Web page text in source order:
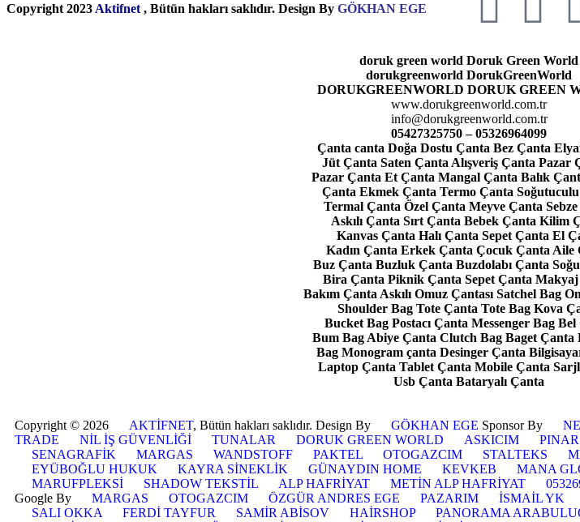
Copyright 2023 Aktifnet , Bütün hakları saklıdır. Design By GÖKHAN EGE
doruk green world Doruk Green World
dorukgreenworld DorukGreenWorld
DORUKGREENWORLD DORUK GREEN
www.dorukgreenworld.com.tr
info@dorukgreenworld.com.tr
05427325750 – 05326964099
Çanta canta Doğa Dostu Çanta Bez Çanta
Jüt Çanta Saten Çanta Alışveriş Çanta Pazar
Pazar Çanta Et Çanta Mangal Çanta Balık
Çanta Ekmek Çanta Termo Çanta
Termal Çanta Özel Çanta Meyve Çanta
Askılı Çanta Sırt Çanta Bebek Çanta Kilim
Kanvas Çanta Halı Çanta Sepet Çanta El
Kadın Çanta Erkek Çanta Çocuk Çanta Aile
Buz Çanta Buzluk Çanta Buzdolabı Çanta
Bira Çanta Piknik Çanta Sepet Çanta
Bakım Çanta Askılı Omuz Çantası Satchel Bag
Shoulder Bag Tote Çanta Tote Bag Kova
Bucket Bag Postacı Çanta Messenger Bag Bel
Bum Bag Abiye Çanta Clutch Bag Baget Çanta
Bag Monogram çanta Desinger Çanta
Laptop Çanta Tablet Çanta Mobile Çanta
Usb Çanta Bataryalı Çanta
Copyright © 2026 AKTİFNET, Bütün hakları saklıdır. Design By GÖKHAN EGE Sponsor By
TRADE
NİL İŞ GÜVENLİĞİ TUNALAR DORUK GREEN WORLD ASKICIM
SENAGRAFİK
MARGAS WANDSTOFF PAKTEL OTOGAZCIM STALTEKS
EYÜBOĞLU HUKUK
KAYRA SİNEKLİK GÜNAYDIN HOME KEVKEB MANA
MARUFPLEKSİ
SHADOW TEKSTİL ALP HAFRİYAT METİN ALP HAFRİYAT
Google By
MARGAS OTOGAZCIM ÖZGÜR ANDRES EGE PAZARIM İSMAİL YK
SALI OKKA
FERDİ TAYFUR SAMİR ABİSOV HAİRSHOP PANORAMA